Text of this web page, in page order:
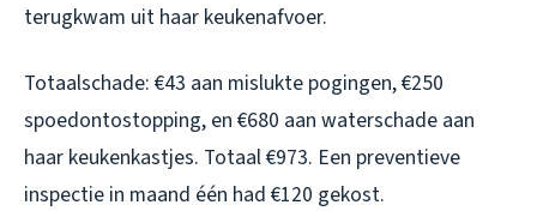
terugkwam uit haar keukenafvoer.
Totaalschade: €43 aan mislukte pogingen, €250
spoedontostopping, en €680 aan waterschade aan
haar keukenkastjes. Totaal €973. Een preventieve
inspectie in maand één had €120 gekost.